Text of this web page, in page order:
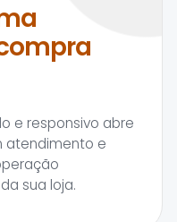
e responsivo abre
atendimento e
sua loja.